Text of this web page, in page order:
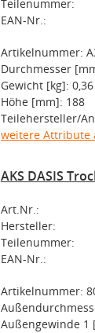
Teilenummer:
EAN-Nr.:
Artikelnummer:
Durchmesser
Gewicht [kg]: 0,36
Höhe [mm]: 188
Teilehersteller/
weitere Attribute
AKS DASIS
Art.Nr.:
Hersteller:
Teilenummer:
EAN-Nr.:
Artikelnummer:
Außengewinde 1